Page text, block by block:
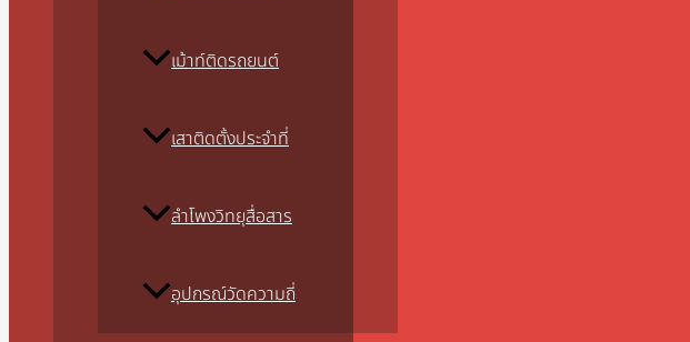
เม้าท์ติดรถยนต์
เสาติดตั้งประจำที่
ลำโพงวิทยุสื่อสาร
อุปกรณ์วัดความถี่